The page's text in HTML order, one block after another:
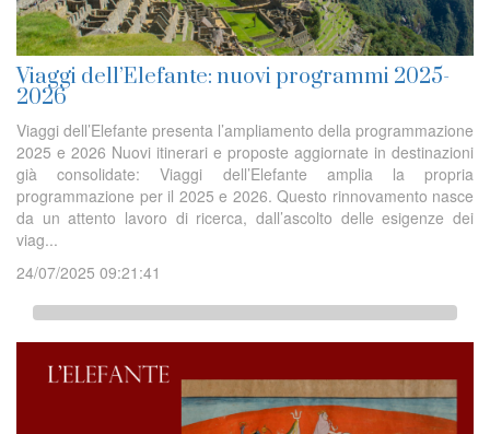
Viaggi dell’Elefante: nuovi programmi 2025-
2026
Viaggi dell’Elefante presenta l’ampliamento della programmazione
2025 e 2026 Nuovi itinerari e proposte aggiornate in destinazioni
già consolidate: Viaggi dell’Elefante amplia la propria
programmazione per il 2025 e 2026. Questo rinnovamento nasce
da un attento lavoro di ricerca, dall’ascolto delle esigenze dei
viag...
24/07/2025 09:21:41